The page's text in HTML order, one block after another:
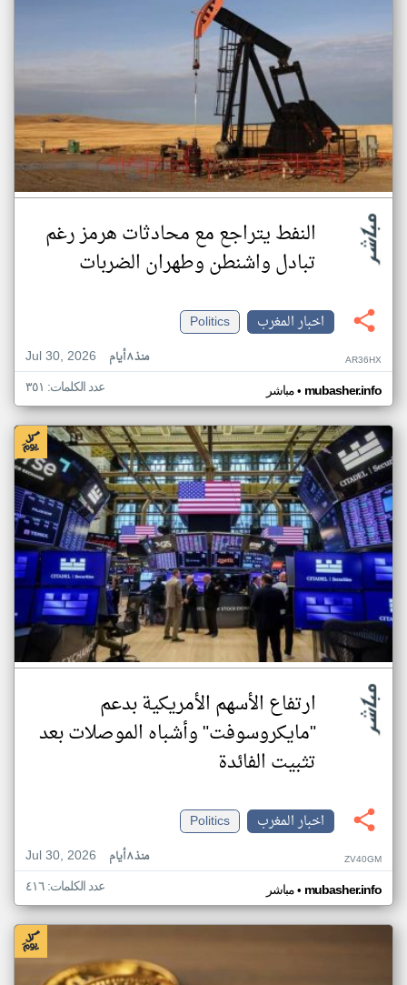
النفط يتراجع مع محادثات هرمز رغم
تبادل واشنطن وطهران الضربات
اخبار المغرب
Politics
Jul 30, 2026
منذ ٨ أيام AR36HX
مباشر• mubasher.info عدد الكلمات: ٣٥١
ارتفاع الأسهم الأمريكية بدعم
"مايكروسوفت" وأشباه الموصلات بعد
تثبيت الفائدة
اخبار المغرب
Politics
Jul 30, 2026
منذ ٨ أيام ZV40GM
مباشر• mubasher.info عدد الكلمات: ٤١٦